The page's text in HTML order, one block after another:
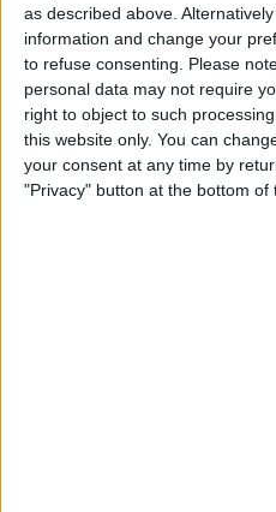
as described above.
information and change your
to refuse consenting. Please
personal data may not require
right to object to such
this website only. You can
your consent at any time by
"Privacy" button at the bottom of
equipa, admitindo, porém,
rigidez da sua estrutura